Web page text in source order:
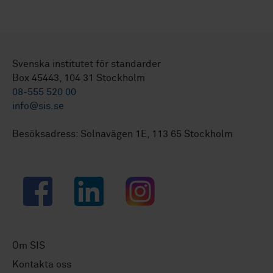
Svenska institutet för standarder
Box 45443, 104 31 Stockholm
08-555 520 00
info@sis.se
Besöksadress: Solnavägen 1E, 113 65 Stockholm
Facebook LinkedIn Instagram
Om SIS
Kontakta oss